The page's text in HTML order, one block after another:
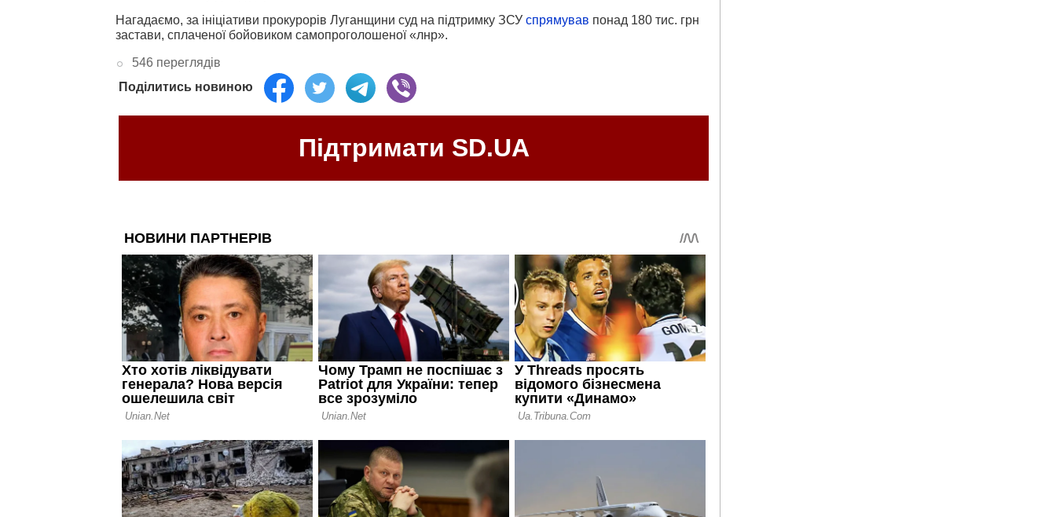
Нагадаємо, за ініціативи прокурорів Луганщини суд на підтримку ЗСУ спрямував понад 180 тис. грн
застави, сплаченої бойовиком самопроголошеної «лнр».
546 переглядів
Поділитись новиною
Підтримати SD.UA